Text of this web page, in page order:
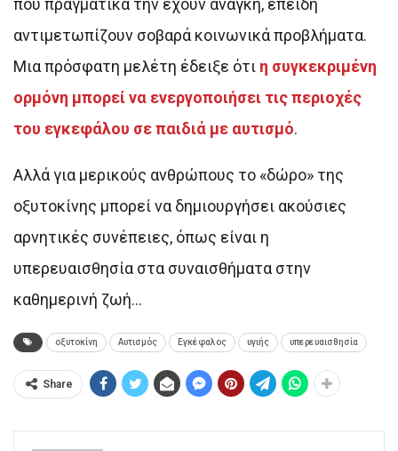
που πραγματικά την έχουν ανάγκη, επειδή
αντιμετωπίζουν σοβαρά κοινωνικά προβλήματα.
Μια πρόσφατη μελέτη έδειξε ότι η συγκεκριμένη
ορμόνη μπορεί να ενεργοποιήσει τις περιοχές
του εγκεφάλου σε παιδιά με αυτισμό.
Αλλά για μερικούς ανθρώπους το «δώρο» της
οξυτοκίνης μπορεί να δημιουργήσει ακούσιες
αρνητικές συνέπειες, όπως είναι η
υπερευαισθησία στα συναισθήματα στην
καθημερινή ζωή…
oξυτοκίνη Αυτισμός Εγκέφαλος υγιής υπερευαισθησία
Share